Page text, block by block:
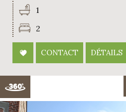
1
2
CONTACT DÉTAILS